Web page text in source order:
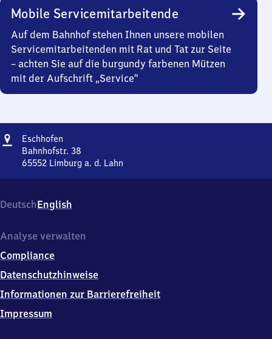
Mobile Servicemitarbeitende
Auf dem Bahnhof stehen Ihnen unsere mobilen
Servicemitarbeitenden mit Rat und Tat zur Seite
– achten Sie auf die burgundy farbenen Mützen
mit der Aufschrift „Service“
Adresse
Eschhofen
Bahnhofstr. 38
65552 Limburg a. d. Lahn
38,
6
5
2
Limburg
d.
Lahn
DeutschEnglish
Analyse verwalten
Compliance
Datenschutzhinweise
Informationen zur Barrierefreiheit
Impressum